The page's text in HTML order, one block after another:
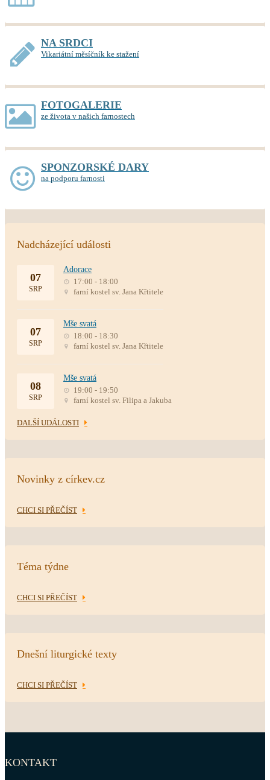
NA SRDCI
Vikariátní měsíčník ke stažení
FOTOGALERIE
ze života v našich farnostech
SPONZORSKÉ DARY
na podporu farnosti
Nadcházející události
07
SRP
Adorace
17:00 - 18:00
farní kostel sv. Jana Křtitele
07
SRP
Mše svatá
18:00 - 18:30
farní kostel sv. Jana Křtitele
08
SRP
Mše svatá
19:00 - 19:50
farní kostel sv. Filipa a Jakuba
DALŠÍ UDÁLOSTI
Novinky z církev.cz
CHCI SI PŘEČÍST
Téma týdne
CHCI SI PŘEČÍST
Dnešní liturgické texty
CHCI SI PŘEČÍST
KONTAKT